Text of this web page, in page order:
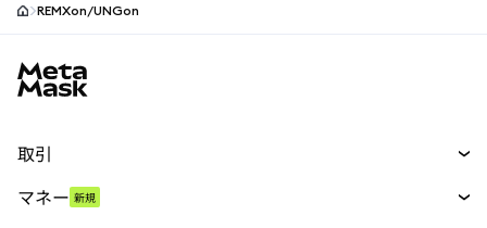
REMXon/UNGon
取引
マネー 新規